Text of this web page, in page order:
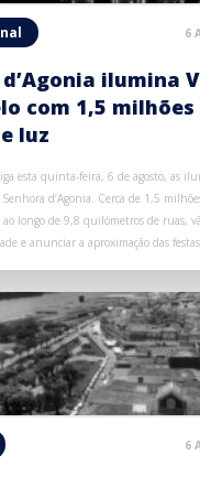
6
ilumina
com 1,5 milhões
luz
esta quinta-feira, 6 de agosto, as
Senhora d’Agonia. Cerca de 1,5
longo de 9,8 quilómetros de ruas,
e anunciar a aproximação das
6